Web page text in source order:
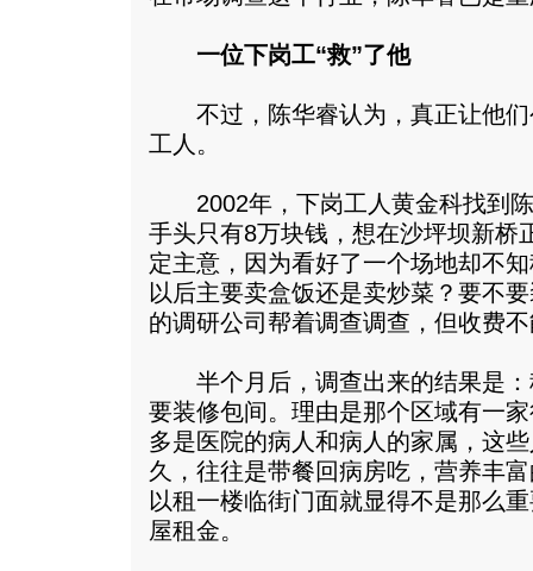
一位下岗工“救”了他
不过，陈华睿认为，真正让他们
工人。
2002年，下岗工人黄金科找到陈
手头只有8万块钱，想在沙坪坝新桥
定主意，因为看好了一个场地却不
以后主要卖盒饭还是卖炒菜？要不
的调研公司帮着调查调查，但收费
半个月后，调查出来的结果是：
要装修包间。理由是那个区域有一
多是医院的病人和病人的家属，这
久，往往是带餐回病房吃，营养丰
以租一楼临街门面就显得不是那么
屋租金。